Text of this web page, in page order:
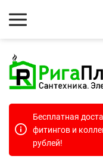
Бесплатная
фитингов и
рублей!